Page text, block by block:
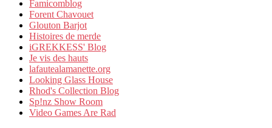
Famicomblog
Forent Chavouet
Glouton Barjot
Histoires de merde
iGREKKESS' Blog
Je vis des hauts
lafautealamanette.org
Looking Glass House
Rhod's Collection Blog
Sp!nz Show Room
Video Games Are Rad